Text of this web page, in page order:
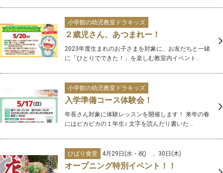
小学館の幼児教室ドラキッズ
２歳児さん、あつまれー！
2023年度生まれのお子さまを対象に、お友だちと一緒
に「ひとりでできた！」を楽しむ教室内イベント...
小学館の幼児教室ドラキッズ
入学準備コース体験会！
年長さん対象に体験レッスンを開催します！ 来年の春
にはピカピカの１年生♪ 文字を読んだり書いた...
ひばり食堂 4月29日(水・祝) 、30日(木)
オープニング特別イベント！！